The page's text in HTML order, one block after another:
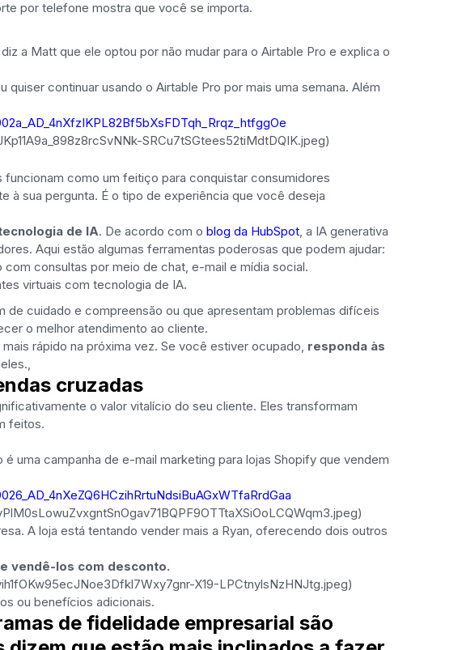
por telefone mostra que você se importa.
a Matt que ele optou por não mudar para o Airtable Pro e explica o
continuar usando o Airtable Pro por mais uma semana. Além
SRCu7tSGtees52tiMdtDQIK.jpeg)
como um feitiço para conquistar consumidores
à sua pergunta. É o tipo de experiência que você deseja
de IA. De acordo com o blog da HubSpot, a IA generativa
Aqui estão algumas ferramentas poderosas que podem ajudar:
consultas por meio de chat, e-mail e mídia social.
virtuais com tecnologia de IA.
de cuidado e compreensão ou que apresentam problemas difíceis
o melhor atendimento ao cliente.
rápido na próxima vez. Se você estiver ocupado, responda às
cruzadas
o valor vitalício do seu cliente. Eles transformam
feitos.
uma campanha de e-mail marketing para lojas Shopify que vendem
A loja está tentando vender mais a Ryan, oferecendo dois outros
vendê-los com desconto.
X19-LPCtnylsNzHNJtg.jpeg)
ou benefícios adicionais.
de fidelidade empresarial são